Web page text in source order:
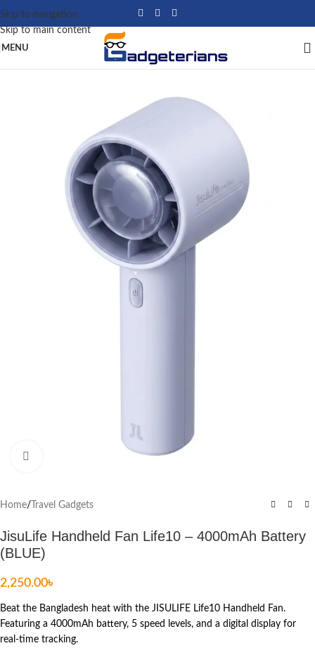
Skip to navigation
Skip to main content
MENU
Home/ Travel Gadgets
JisuLife Handheld Fan Life10 – 4000mAh Battery
(BLUE)
2,250.00৳
Beat the Bangladesh heat with the JISULIFE Life10 Handheld Fan.
Featuring a 4000mAh battery, 5 speed levels, and a digital display for
real-time tracking.